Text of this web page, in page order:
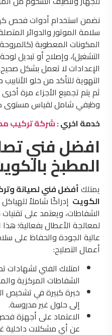
نضمن استخدام أدوات فحص
سلامة الموتور والدوائر
المكونات المعطوبة
التشغيل)، وإصلاح أو تبديل لوحة
الإعدادات لا تعمل بشكل
التهوية للتأكد من خلو
ثم يتم تجميع الأجزاء مرة أخرى
وظيفي شامل لقياس مستوى
خدمة اخري :شركة تركيب
افضل فني
المطبخ
يمتلكأفضل فني لصيانة
الكويتإدراكًا شاملاً للهياكل
الشفاطات، ويعتمد على تقنيات
لمعالجة الأعطال بفعالية؛
عالية الجودة والحفاظ على
أعمال التصليح:
امتلاك الفني لشهادات
الشفاطات المركزية
خبرة كبيرة في تشخيص
إلى حلول غير مدروسة.
الاعتماد على أجهزة فحص
عن أي مشكلات داخلية